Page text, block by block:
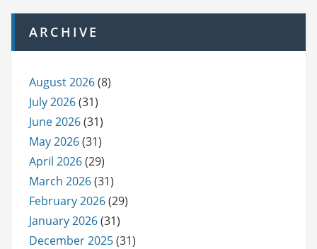
ARCHIVE
August 2026(8)
July 2026(31)
June 2026(31)
May 2026(31)
April 2026(29)
March 2026(31)
February 2026(29)
January 2026(31)
December 2025(31)